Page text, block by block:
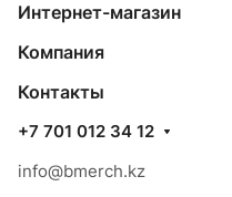
Интернет-магазин
Компания
Контакты
+7 701 012 34 12
info@bmerch.kz